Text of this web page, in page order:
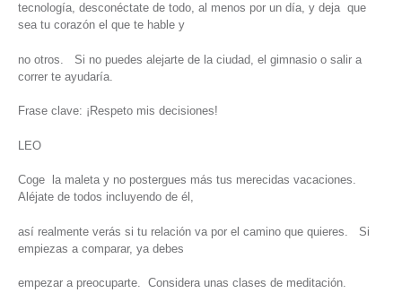
tecnología, desconéctate de todo, al menos por un día, y deja que
sea tu corazón el que te hable y
no otros. Si no puedes alejarte de la ciudad, el gimnasio o salir a
correr te ayudaría.
Frase clave: ¡Respeto mis decisiones!
LEO
Coge la maleta y no postergues más tus merecidas vacaciones.
Aléjate de todos incluyendo de él,
así realmente verás si tu relación va por el camino que quieres. Si
empiezas a comparar, ya debes
empezar a preocuparte. Considera unas clases de meditación.